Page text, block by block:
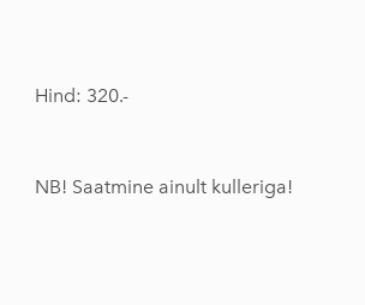
Hind: 320.-
NB! Saatmine ainult kulleriga!